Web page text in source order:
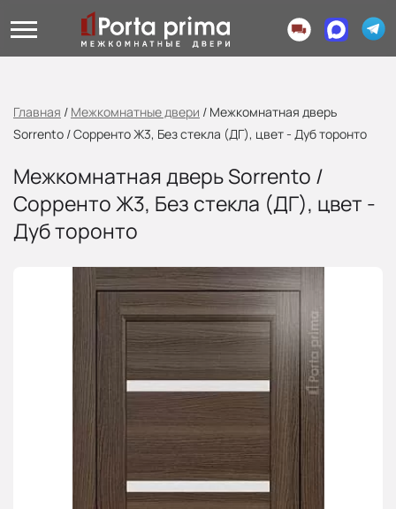
Главная / Межкомнатные двери / Межкомнатная дверь
Sorrento / Сорренто Ж3, Без стекла (ДГ), цвет - Дуб торонто
Межкомнатная дверь Sorrento /
Сорренто Ж3, Без стекла (ДГ), цвет -
Дуб торонто